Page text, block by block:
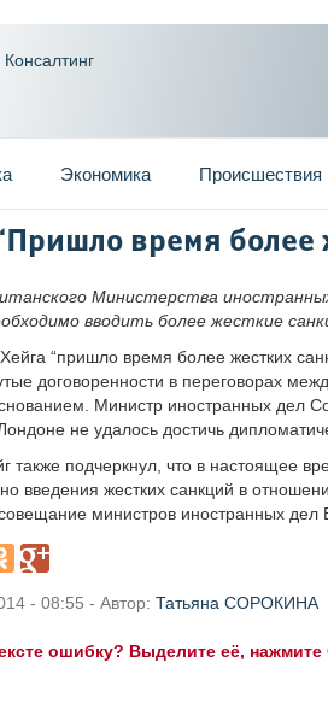
меню
Экономика Происшествия
время более
Министерства
вводить более жесткие
“пришло время более жестких
договоренности в переговорах
Министр иностранных дел
не удалось достичь
также подчеркнул, что в настоящее
введения жестких санкций в
министров иностранных
- 08:55 - Автор: Татьяна СОРОКИНА
ошибку? Выделите её, нажмите